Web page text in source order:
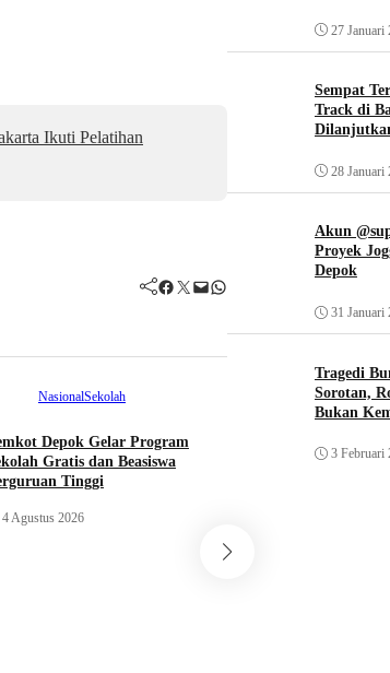
Ikuti Pelatihan
Facebook Twitter Mail WhatsApp
NasionalSekolah
Depok Gelar Program
Gratis dan Beasiswa
Tinggi
4 Agustus 2026
27 Januari
Sempat
Track di
28 Januari
Akun
Proyek
Depok
31 Januari
Tragedi
Sorotan,
Bukan
3 Februari